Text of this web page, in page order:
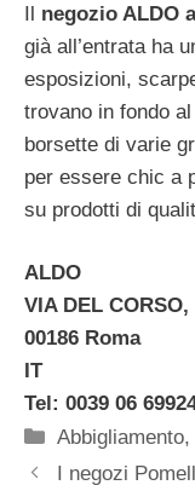
Il negozio ALDO
già all’entrata ha
esposizioni,
trovano in fondo
borsette di varie
per essere chic a
su prodotti di
ALDO
VIA DEL CORSO,
00186 Roma
IT
Tel: 0039 06
Categorie
Abbigliamento,
I negozi